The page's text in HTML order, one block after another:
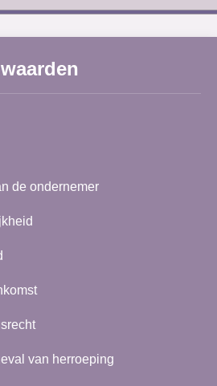
de ondernemer
van herroeping